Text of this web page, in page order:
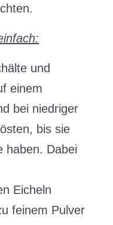
und
einem
bei niedriger
bis sie
haben. Dabei
Eicheln
feinem Pulver